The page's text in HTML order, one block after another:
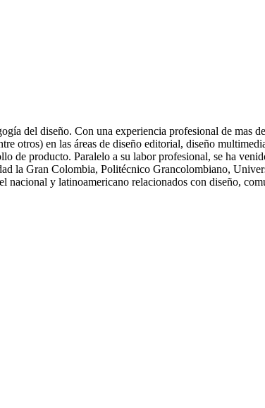
del diseño. Con una experiencia profesional de mas
otros) en las áreas de diseño editorial, diseño
de producto. Paralelo a su labor profesional, se ha
la Gran Colombia, Politécnico Grancolombiano,
y latinoamericano relacionados con diseño,